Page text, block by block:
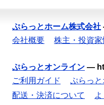
ぷらっとホーム株式会社
会社概要
株主・投資家
ぷらっとオンライン —
ご利用ガイド
ぷらっ
配送・決済について